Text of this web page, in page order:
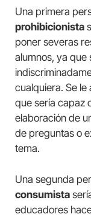
Una primera
prohibicionista
poner severas
alumnos, ya que
cualquiera. Se
que sería capaz
elaboración de
de preguntas o
tema.
Una segunda
consumista
educadores